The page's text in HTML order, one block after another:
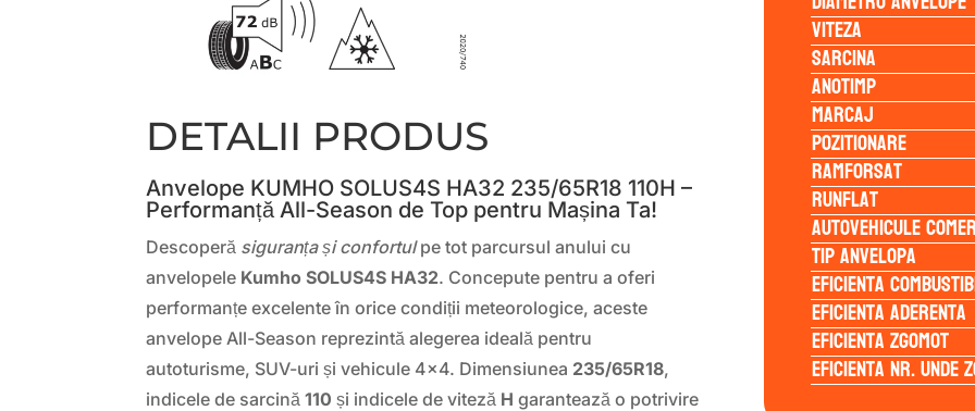
DETALII PRODUS
Anvelope KUMHO SOLUS4S HA32 235/65R18 110H –
Performanță All-Season de Top pentru Mașina Ta!
Descoperă siguranța și confortulpe tot parcursul anului cu
anvelopele Kumho SOLUS4S HA32. Concepute pentru a oferi
performanțe excelente în orice condiții meteorologice, aceste
anvelope All-Season reprezintă alegerea ideală pentru
autoturisme, SUV-uri și vehicule 4×4. Dimensiunea 235/65R18,
indicele de sarcină110 și indicele de viteză H garantează o potrivire
Viteza
Sarcina
Anotimp
Marcaj
Pozitionare
Ramforsat
Runflat
Autovehicule
Tip anvelopa
Eficienta
Eficienta Aderenta
Eficienta Zgomot
Eficienta Nr. Unde